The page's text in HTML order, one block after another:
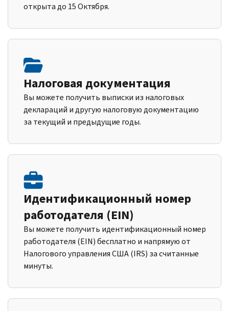
открыта до 15 Октября.
Налоговая документация
Вы можете получить выписки из налоговых
деклараций и другую налоговую документацию
за текущий и предыдущие годы.
Идентификационный номер
работодателя (EIN)
Вы можете получить идентификационный номер
работодателя (EIN) бесплатно и напрямую от
Налогового управления США (IRS) за считанные
минуты.